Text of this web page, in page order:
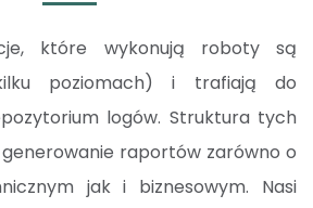
które wykonują roboty są
poziomach) i trafiają do
logów. Struktura tych
raportów zarówno o
jak i biznesowym. Nasi